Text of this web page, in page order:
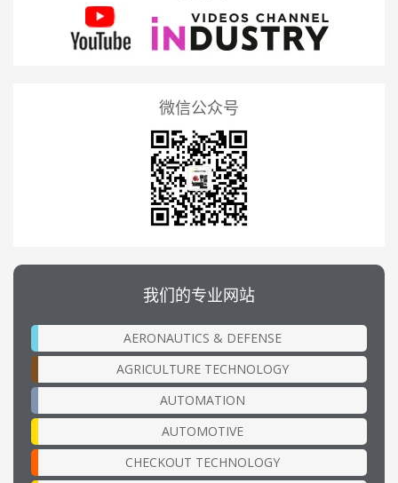
微信公众号
我们的专业网站
AERONAUTICS & DEFENSE
AGRICULTURE TECHNOLOGY
AUTOMATION
AUTOMOTIVE
CHECKOUT TECHNOLOGY